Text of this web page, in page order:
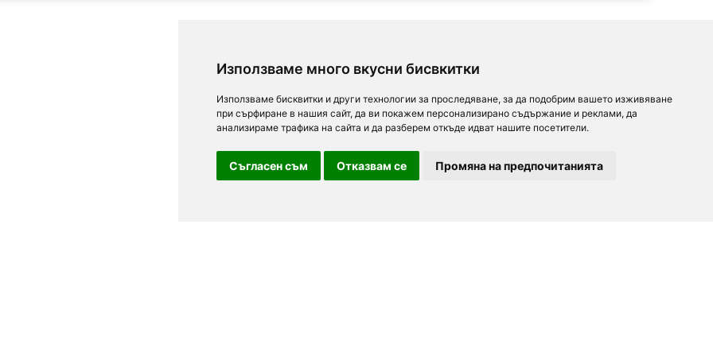
Използваме много вкусни бисвкитки
Използваме бисквитки и други технологии за проследяване, за да подобрим вашето изживяване
при сърфиране в нашия сайт, да ви покажем персонализирано съдържание и реклами, да
анализираме трафика на сайта и да разберем откъде идват нашите посетители.
Съгласен съм Отказвам се Промяна на предпочитанията